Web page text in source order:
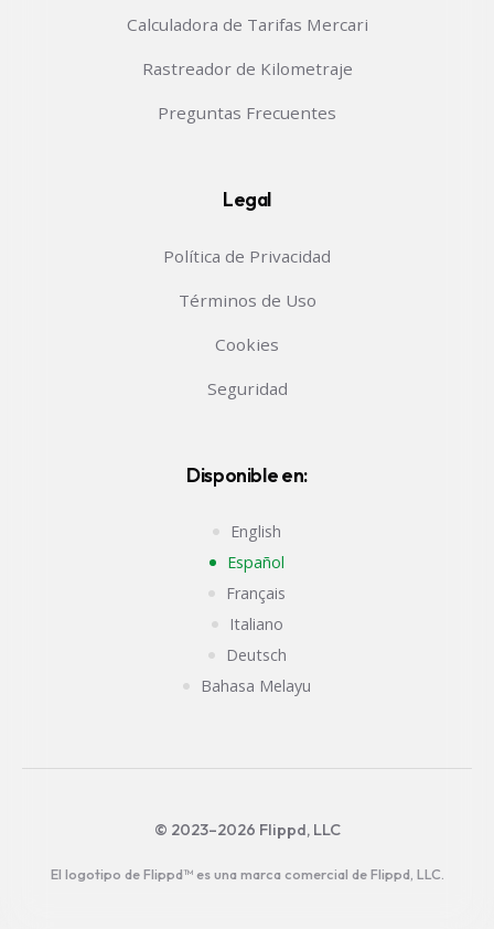
Calculadora de Tarifas Mercari
Rastreador de Kilometraje
Preguntas Frecuentes
Legal
Política de Privacidad
Términos de Uso
Cookies
Seguridad
Disponible en:
English
Español
Français
Italiano
Deutsch
Bahasa Melayu
© 2023–2026 Flippd, LLC
El logotipo de Flippd™ es una marca comercial de Flippd, LLC.